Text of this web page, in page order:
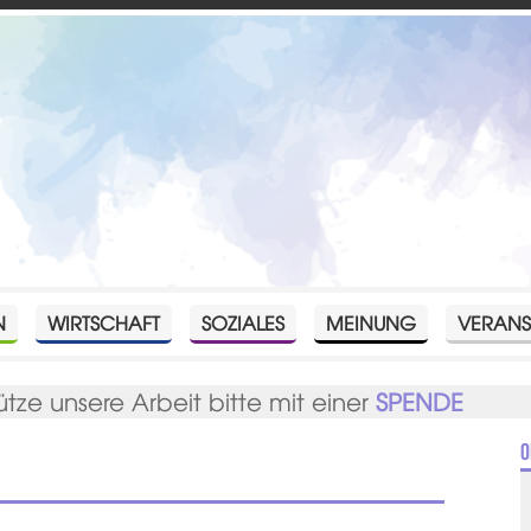
WIRTSCHAFT SOZIALES MEINUNG
unsere Arbeit bitte mit einerSPENDE